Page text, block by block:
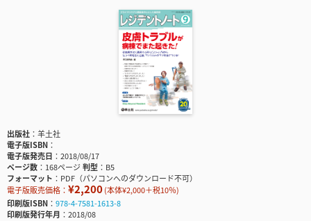
出版社
羊土社
電子版ISBN
電子版発売日
2018/08/17
ページ数
168ページ判型
B5
フォーマット
PDF（パソコンへのダウンロード不可）
電子版販売価格： ¥2,200(本体¥2,000＋税10％)
印刷版ISBN
978-4-7581-1613-8
印刷版発行年月
2018/08